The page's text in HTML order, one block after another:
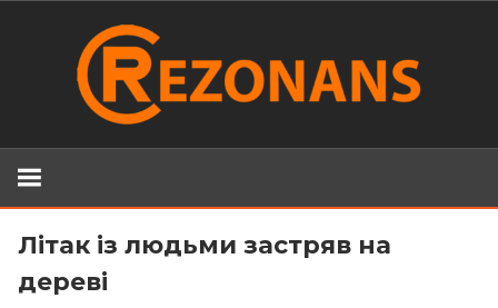
Літак із людьми застряв на
дереві